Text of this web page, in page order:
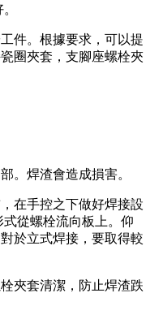
件。根據要求，可以提
圈夾套，支腳座螺栓夾
。焊渣會造成損害。
在手控之下做好焊接設
從螺栓流向板上。仰
於立式焊接，要取得較
夾套清潔，防止焊渣跌